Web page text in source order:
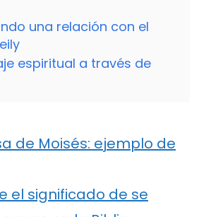
una relación con el
espiritual a través de
de Moisés: ejemplo de
el significado de se